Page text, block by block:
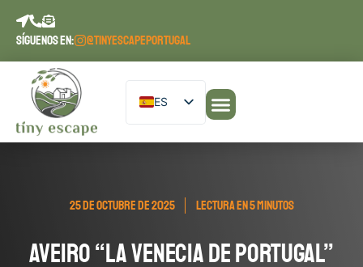
SÍGUENOS EN:
@TINYESCAPEPORTUGAL
ES
EN
FR
25 DE OCTUBRE DE 2025 LECTURA EN 5 MINUTOS
Aveiro “La Venecia de Portugal”